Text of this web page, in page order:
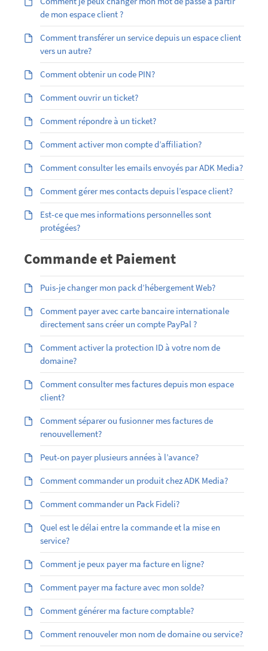
de mon espace client ?
Comment transférer un service depuis un espace client
vers un autre?
Comment obtenir un code PIN?
Comment ouvrir un ticket?
Comment répondre à un ticket?
Comment activer mon compte d’affiliation?
Comment consulter les emails envoyés par ADK Media?
Comment gérer mes contacts depuis l’espace client?
Est-ce que mes informations personnelles sont
protégées?
Commande et Paiement
Puis-je changer mon pack d’hébergement Web?
Comment payer avec carte bancaire internationale
directement sans créer un compte PayPal ?
Comment activer la protection ID à votre nom de
domaine?
Comment consulter mes factures depuis mon espace
client?
Comment séparer ou fusionner mes factures de
renouvellement?
Peut-on payer plusieurs années à l’avance?
Comment commander un produit chez ADK Media?
Comment commander un Pack Fideli?
Quel est le délai entre la commande et la mise en
service?
Comment je peux payer ma facture en ligne?
Comment payer ma facture avec mon solde?
Comment générer ma facture comptable?
Comment renouveler mon nom de domaine ou service?